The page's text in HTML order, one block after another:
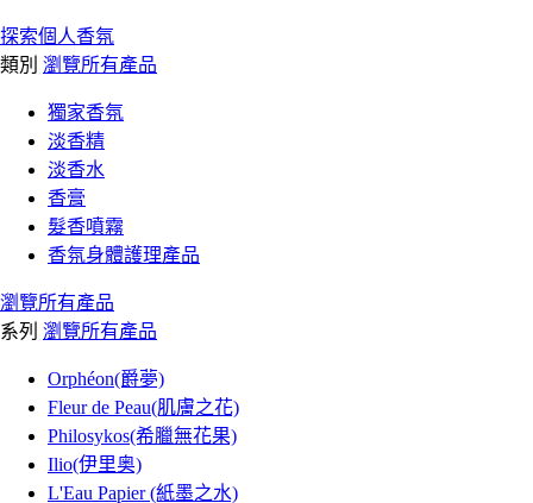
探索個人香氛
類別 瀏覽所有產品
獨家香氛
淡香精
淡香水
香膏
髮香噴霧
香氛身體護理產品
瀏覽所有產品
系列 瀏覽所有產品
Orphéon(爵夢)
Fleur de Peau(肌膚之花)
Philosykos(希臘無花果)
Ilio(伊里奥)
L'Eau Papier (紙墨之水)